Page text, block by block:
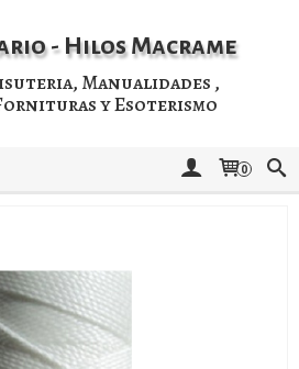
- Hilos Macrame
Manualidades ,
y Esoterismo
0